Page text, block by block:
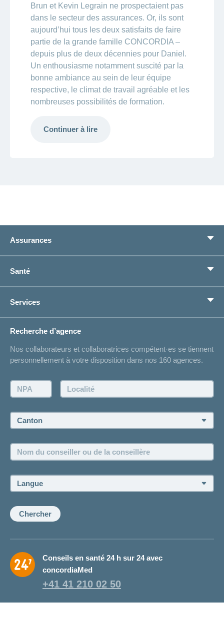
Brun et Kevin Legrain ne prospectaient pas
dans le secteur des assurances. Or, ils sont
aujourd’hui tous les deux satisfaits de faire
partie de la grande famille CONCORDIA –
depuis plus de deux décennies pour Daniel.
Un enthousiasme notamment suscité par la
bonne ambiance au sein de leur équipe
respective, le climat de travail agréable et les
nombreuses possibilités de formation.
Continuer à lire
Assurances
Assurances complémentaires
Prévoyance
Je cherche une assurance pour...
Situations de vie
Réaliser des économies sur l'assurance
Santé
Boussole santé
Services
Listes des hôpitaux
Bulletin d'accident
Contact
Demande d'offre
Demander à l'agence de vous rappeler
Postes vacants
Recherche d’agence
Nos collaborateurs et collaboratrices compétent·es se tiennent
personnellement à votre disposition dans nos 160 agences.
NPA: Localité:
Canton:
Nom
du
ou
de
conseillère:
Langue:
Chercher
Conseils en santé 24 h sur 24 avec
concordiaMed
+41 41 210 02 50